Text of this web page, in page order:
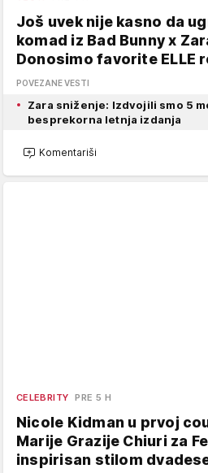
Još uvek nije kasno da
komad iz Bad Bunny x
Donosimo favorite ELLE
POVEZANE VESTI
Zara sniženje: Izdvojili smo 5
besprekorna letnja izdanja
Komentariši
CELEBRITY PRE 5 H
Nicole Kidman u prvoj
Marije Grazije Chiuri za
inspirisan stilom